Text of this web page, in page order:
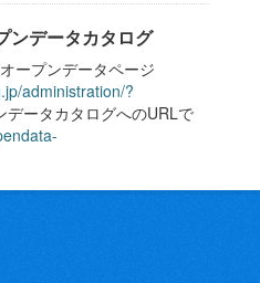
ンデータカタログ
ープンデータページ
administration/?
データカタログへのURLで